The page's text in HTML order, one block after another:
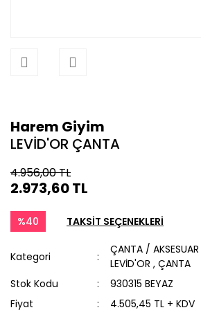
Harem Giyim
LEVİD'OR ÇANTA
4.956,00 TL
2.973,60 TL
%40 TAKSİT SEÇENEKLERİ
Kategori
ÇANTA / AKSESUAR
LEVİD'OR ,ÇANTA
Stok Kodu
930315 BEYAZ
Fiyat
4.505,45 TL + KDV